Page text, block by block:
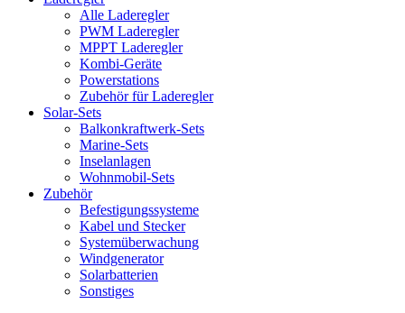
Alle Laderegler
PWM Laderegler
MPPT Laderegler
Kombi-Geräte
Powerstations
Zubehör für Laderegler
Solar-Sets
Balkonkraftwerk-Sets
Marine-Sets
Inselanlagen
Wohnmobil-Sets
Zubehör
Befestigungssysteme
Kabel und Stecker
Systemüberwachung
Windgenerator
Solarbatterien
Sonstiges